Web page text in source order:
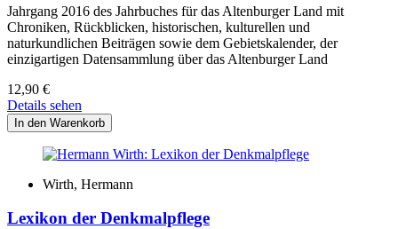
Jahrgang 2016 des Jahrbuches für das Altenburger Land mit
Chroniken, Rückblicken, historischen, kulturellen und
naturkundlichen Beiträgen sowie dem Gebietskalender, der
einzigartigen Datensammlung über das Altenburger Land
12,90 €
Details sehen
Wirth, Hermann
Lexikon der Denkmalpflege